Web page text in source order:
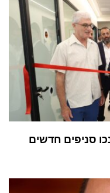
סניפים חדשים